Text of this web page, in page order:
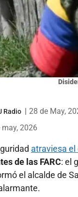
Radio
28 de May,
2026
atraviesa
de las FARC: el
el alcalde de